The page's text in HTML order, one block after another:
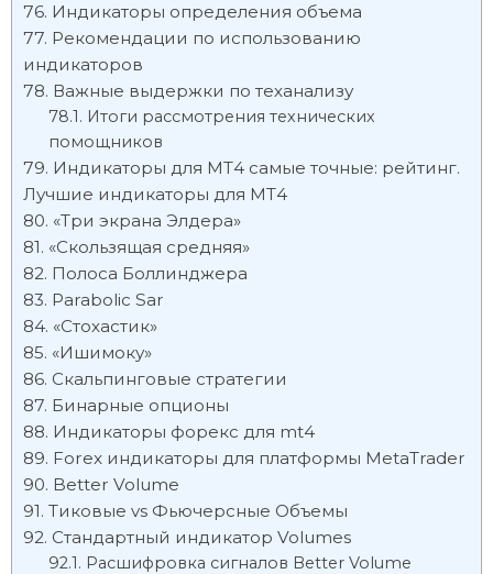
Индикаторы определения объема
Рекомендации по использованию
индикаторов
Важные выдержки по теханализу
Итоги рассмотрения технических
помощников
Индикаторы для МТ4 самые точные: рейтинг.
Лучшие индикаторы для МТ4
«Три экрана Элдера»
«Скользящая средняя»
Полоса Боллинджера
Parabolic Sar
«Стохастик»
«Ишимоку»
Скальпинговые стратегии
Бинарные опционы
Индикаторы форекс для mt4
Forex индикаторы для платформы MetaTrader
Better Volume
Тиковые vs Фьючерсные Объемы
Стандартный индикатор Volumes
Расшифровка сигналов Better Volume